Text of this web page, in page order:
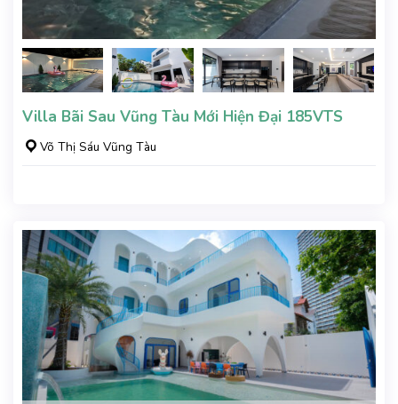
Villa Bãi Sau Vũng Tàu Mới Hiện Đại 185VTS
Võ Thị Sáu Vũng Tàu